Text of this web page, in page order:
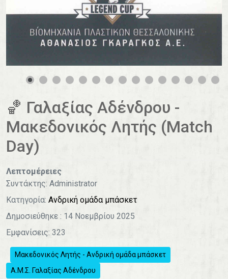
🏀 Γαλαξίας Αδένδρου -
Μακεδονικός Λητής (Match
Day)
Λεπτομέρειες
Συντάκτης: Administrator
Κατηγορία: Ανδρική ομάδα μπάσκετ
Δημοσιεύθηκε : 14 Νοεμβρίου 2025
Εμφανίσεις: 323
Μακεδονικός Λητής - Ανδρική ομάδα μπάσκετ
Α.Μ.Σ. Γαλαξίας Αδένδρου